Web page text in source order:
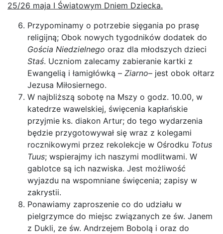
25/26 maja I Światowym Dniem Dziecka.
Przypominamy o potrzebie sięgania po prasę
religijną; Obok nowych tygodników dodatek do
Gościa Niedzielnego oraz dla młodszych dzieci
Staś. Uczniom zalecamy zabieranie kartki z
Ewangelią i łamigłówką – Ziarno– jest obok ołtarz
Jezusa Miłosiernego.
W najbliższą sobotę na Mszy o godz. 10.00, w
katedrze wawelskiej, święcenia kapłańskie
przyjmie ks. diakon Artur; do tego wydarzenia
będzie przygotowywał się wraz z kolegami
rocznikowymi przez rekolekcje w Ośrodku Totus
Tuus; wspierajmy ich naszymi modlitwami. W
gablotce są ich nazwiska. Jest możliwość
wyjazdu na wspomniane święcenia; zapisy w
zakrystii.
Ponawiamy zaproszenie co do udziału w
pielgrzymce do miejsc związanych ze św. Janem
z Dukli, ze św. Andrzejem Bobolą i oraz do